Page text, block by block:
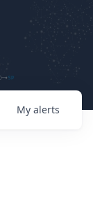
My alerts